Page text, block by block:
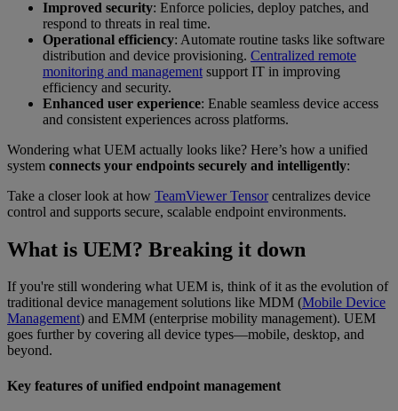
Improved security: Enforce policies, deploy patches, and
respond to threats in real time.
Operational efficiency: Automate routine tasks like software
distribution and device provisioning. Centralized remote
monitoring and management support IT in improving
efficiency and security.
Enhanced user experience: Enable seamless device access
and consistent experiences across platforms.
Wondering what UEM actually looks like? Here’s how a unified
system connects your endpoints securely and intelligently:
Take a closer look at how TeamViewer Tensorcentralizes device
control and supports secure, scalable endpoint environments.
What is UEM? Breaking it down
If you're still wondering what UEM is, think of it as the evolution of
traditional device management solutions like MDM (Mobile Device
Management) and EMM (enterprise mobility management). UEM
goes further by covering all device types—mobile, desktop, and
beyond.
Key features of unified endpoint management